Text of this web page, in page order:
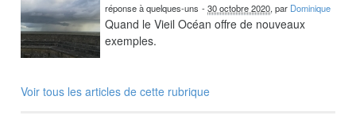
réponse à quelques-uns -30 octobre 2020, par Dominique
Quand le Vieil Océan offre de nouveaux
exemples.
Voir tous les articles de cette rubrique